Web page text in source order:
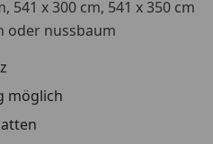
541 x 300 cm, 541 x 350 cm
oder nussbaum
möglich